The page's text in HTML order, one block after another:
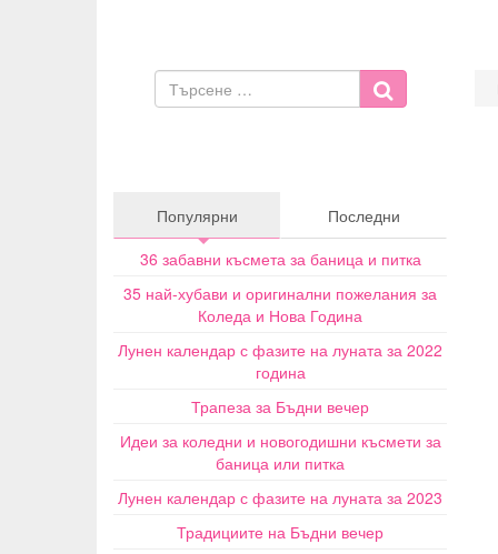
Популярни
Последни
36 забавни късмета за баница и питка
35 най-хубави и оригинални пожелания за
Коледа и Нова Година
Лунен календар с фазите на луната за 2022
година
Трапеза за Бъдни вечер
Идеи за коледни и новогодишни късмети за
баница или питка
Лунен календар с фазите на луната за 2023
Традициите на Бъдни вечер